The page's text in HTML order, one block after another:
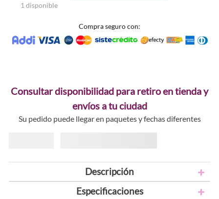
1 disponible
Compra seguro con:
Consultar disponibilidad para retiro en tienda y
envíos a tu ciudad
Su pedido puede llegar en paquetes y fechas diferentes
Descripción
Especificaciones